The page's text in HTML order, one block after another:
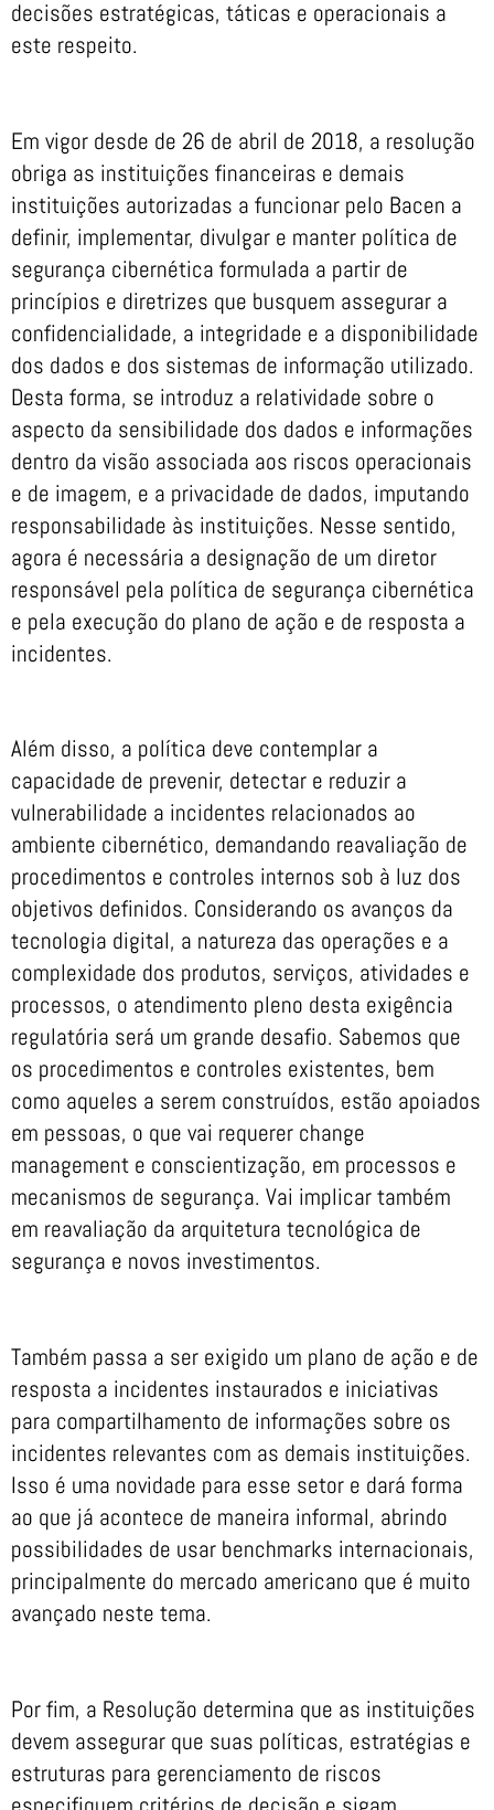
decisões estratégicas, táticas e operacionais a
este respeito.
Em vigor desde de 26 de abril de 2018, a resolução
obriga as instituições financeiras e demais
instituições autorizadas a funcionar pelo Bacen a
definir, implementar, divulgar e manter política de
segurança cibernética formulada a partir de
princípios e diretrizes que busquem assegurar a
confidencialidade, a integridade e a disponibilidade
dos dados e dos sistemas de informação utilizado.
Desta forma, se introduz a relatividade sobre o
aspecto da sensibilidade dos dados e informações
dentro da visão associada aos riscos operacionais
e de imagem, e a privacidade de dados, imputando
responsabilidade às instituições. Nesse sentido,
agora é necessária a designação de um diretor
responsável pela política de segurança cibernética
e pela execução do plano de ação e de resposta a
incidentes.
Além disso, a política deve contemplar a
capacidade de prevenir, detectar e reduzir a
vulnerabilidade a incidentes relacionados ao
ambiente cibernético, demandando reavaliação de
procedimentos e controles internos sob à luz dos
objetivos definidos. Considerando os avanços da
tecnologia digital, a natureza das operações e a
complexidade dos produtos, serviços, atividades e
processos, o atendimento pleno desta exigência
regulatória será um grande desafio. Sabemos que
os procedimentos e controles existentes, bem
como aqueles a serem construídos, estão apoiados
em pessoas, o que vai requerer change
management e conscientização, em processos e
mecanismos de segurança. Vai implicar também
em reavaliação da arquitetura tecnológica de
segurança e novos investimentos.
Também passa a ser exigido um plano de ação e de
resposta a incidentes instaurados e iniciativas
para compartilhamento de informações sobre os
incidentes relevantes com as demais instituições.
Isso é uma novidade para esse setor e dará forma
ao que já acontece de maneira informal, abrindo
possibilidades de usar benchmarks internacionais,
principalmente do mercado americano que é muito
avançado neste tema.
Por fim, a Resolução determina que as instituições
devem assegurar que suas políticas, estratégias e
estruturas para gerenciamento de riscos